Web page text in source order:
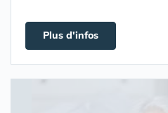
Plus d'infos